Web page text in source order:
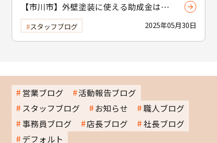
【市川市】外壁塗装に使える助成金はあ
る？ 補助制度と費用を抑えるコツを紹介2025年05月30日
スタッフブログ
営業ブログ
活動報告ブログ
スタッフブログ
お知らせ
職人ブログ
事務員ブログ
店長ブログ
社長ブログ
デフォルト